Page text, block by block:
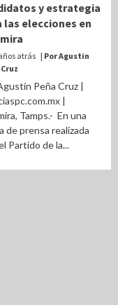
y estrategia
las elecciones en
atrás | Por Agustin
Peña Cruz |
|
Tamps.- En una
de prensa realizada
Partido de la...